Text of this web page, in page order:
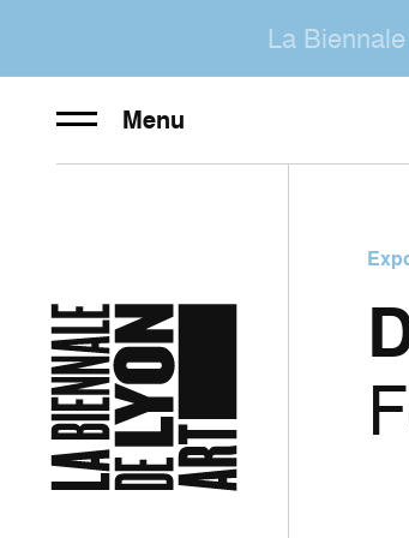
La
Menu